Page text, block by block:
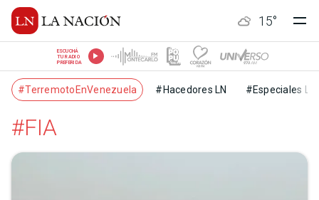
15°
ESCUCHÁ
TU RADIO
PREFERIDA
#TerremotoEnVenezuela #Hacedores LN #Especiales LN
#FIA